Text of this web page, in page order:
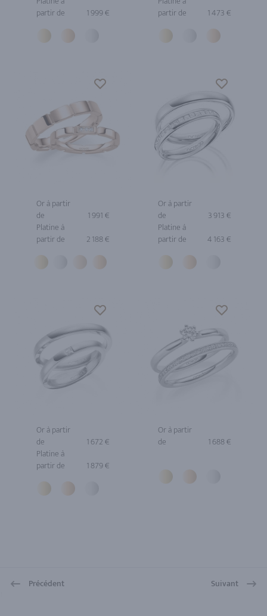
partir de
1 999 €
partir de
1 473 €
Or à partir
de
1 991 €
Platine à
partir de
2 188 €
Or à partir
de
3 913 €
Platine à
partir de
4 163 €
Or à partir
de
1 672 €
Platine à
partir de
1 879 €
Or à partir
de
1 688 €
Précédent Suivant